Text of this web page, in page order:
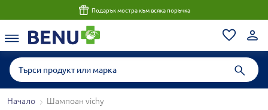
Подарък мостра към всяка поръчка
Начало Шампоан vichy